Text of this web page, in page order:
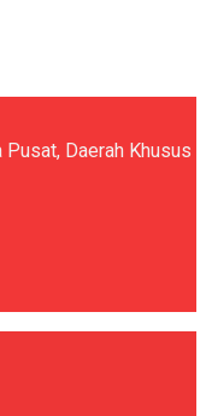
Daerah Khusus